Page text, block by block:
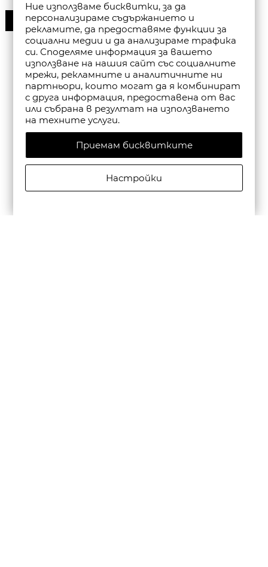
30%
Ние използваме бисквитки, за да
персонализираме съдържанието и
рекламите, да предоставяме функции за
социални медии и да анализираме трафика
си. Споделяме информация за вашето
използване на нашия сайт със социалните
мрежи, рекламните и аналитичните ни
партньори, които могат да я комбинират
с друга информация, предоставена от вас
или събрана в резултат на използването
на техните услуги.
Приемам бисквитките
Настройки